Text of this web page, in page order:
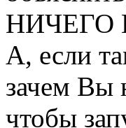
НИЧЕГО
А, если
зачем Вы
чтобы